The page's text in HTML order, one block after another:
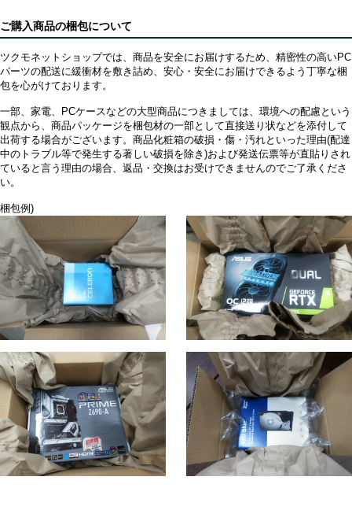
ご購入商品の梱包について
ツクモネットショップでは、商品を安全にお届けするため、精密性の高いPC
パーツの配送に緩衝材を敷き詰め、安心・安全にお届けできるよう丁寧な梱
包を心がけております。
一部、家電、PCケースなどの大型商品につきましては、環境への配慮という
観点から、商品パッケージを梱包材の一部として直接送り状などを添付して
出荷する場合がございます。商品化粧箱の破損・傷・汚れといった理由(配達
中のトラブル等で発生する著しい破損を除き)および発送伝票等が直貼りされ
ていると言う理由の場合、返品・交換はお受けできませんのでご了承くださ
い。
梱包例)